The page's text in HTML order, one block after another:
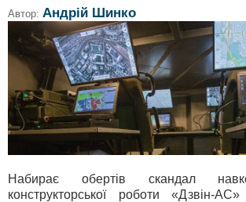
Автор: Андрій Шинко
Набирає обертів скандал
конструкторської роботи «Дзвін-